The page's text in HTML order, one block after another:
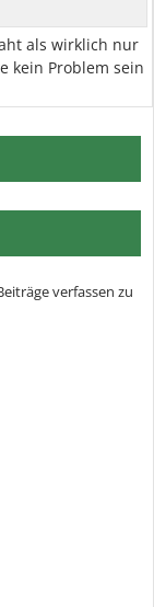
als wirklich nur
kein Problem sein
verfassen zu